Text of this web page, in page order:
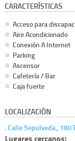
CARACTERÍSTICAS
Acceso para
Aire Acondicionado
Conexión A Internet
Parking
Ascensor
Cafetería / Bar
Caja fuerte
LOCALIZACIÓN
. Calle Sepulveda,,
Lugares cercanos: